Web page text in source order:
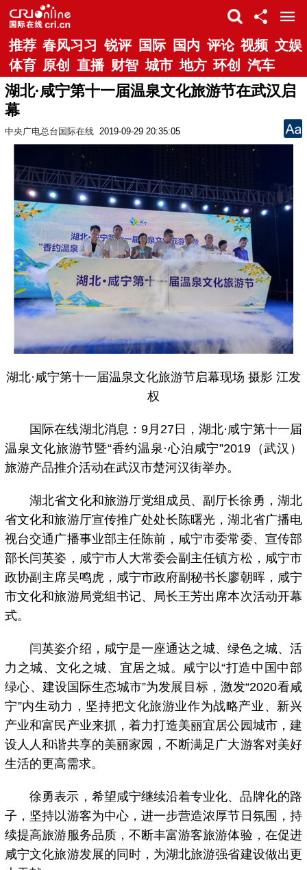
推荐 春风习习 锐评 国际 国内 评论 视频 文娱
体育 原创 直播 财智 城市 地方 环创 汽车
湖北·咸宁第十一届温泉文化旅游节在武汉启
幕
中央广电总台国际在线 2019-09-29 20:35:05
湖北·咸宁第十一届温泉文化旅游节启幕现场 摄影 江发
权
国际在线湖北消息：9月27日，湖北·咸宁第十一届
温泉文化旅游节暨“香约温泉·心泊咸宁”2019（武汉）
旅游产品推介活动在武汉市楚河汉街举办。
湖北省文化和旅游厅党组成员、副厅长徐勇，湖北
省文化和旅游厅宣传推广处处长陈曙光，湖北省广播电
视台交通广播事业部主任陈前，咸宁市委常委、宣传部
部长闫英姿，咸宁市人大常委会副主任镇方松，咸宁市
政协副主席吴鸣虎，咸宁市政府副秘书长廖朝晖，咸宁
市文化和旅游局党组书记、局长王芳出席本次活动开幕
式。
闫英姿介绍，咸宁是一座通达之城、绿色之城、活
力之城、文化之城、宜居之城。咸宁以“打造中国中部
绿心、建设国际生态城市”为发展目标，激发“2020看咸
宁”内生动力，坚持把文化旅游业作为战略产业、新兴
产业和富民产业来抓，着力打造美丽宜居公园城市，建
设人人和谐共享的美丽家园，不断满足广大游客对美好
生活的更高需求。
徐勇表示，希望咸宁继续沿着专业化、品牌化的路
子，坚持以游客为中心，进一步营造浓厚节日氛围，持
续提高旅游服务品质，不断丰富游客旅游体验，在促进
咸宁文化旅游发展的同时，为湖北旅游强省建设做出更